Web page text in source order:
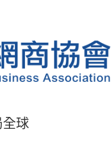
全球